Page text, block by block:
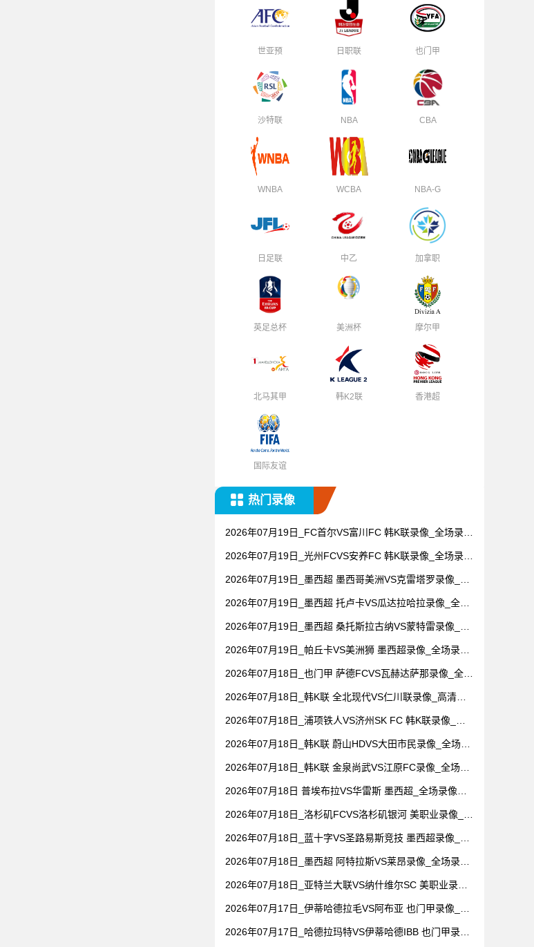
世亚预 日职联 也门甲
沙特联 NBA CBA
WNBA WCBA NBA-G
日足联 中乙 加拿职
英足总杯 美洲杯 摩尔甲
北马其甲 韩K2联 香港超
国际友谊
热门录像
2026年07月19日_FC首尔VS富川FC 韩K联录像_全场录像
2026年07月19日_光州FCVS安养FC 韩K联录像_全场录像
2026年07月19日_墨西超 墨西哥美洲VS克雷塔罗录像_高
2026年07月19日_墨西超 托卢卡VS瓜达拉哈拉录像_全场
2026年07月19日_墨西超 桑托斯拉古纳VS蒙特雷录像_全
2026年07月19日_帕丘卡VS美洲狮 墨西超录像_全场录像
2026年07月18日_也门甲 萨德FCVS瓦赫达萨那录像_全场
2026年07月18日_韩K联 全北现代VS仁川联录像_高清录
2026年07月18日_浦项铁人VS济州SK FC 韩K联录像_全
2026年07月18日_韩K联 蔚山HDVS大田市民录像_全场录
2026年07月18日_韩K联 金泉尚武VS江原FC录像_全场录
2026年07月18日 普埃布拉VS华雷斯 墨西超_全场录像
2026年07月18日_洛杉矶FCVS洛杉矶银河 美职业录像_高
2026年07月18日_蓝十字VS圣路易斯竞技 墨西超录像_全
2026年07月18日_墨西超 阿特拉斯VS莱昂录像_全场录像
2026年07月18日_亚特兰大联VS纳什维尔SC 美职业录像_
2026年07月17日_伊蒂哈德拉毛VS阿布亚 也门甲录像_高
2026年07月17日_哈德拉玛特VS伊蒂哈德IBB 也门甲录像